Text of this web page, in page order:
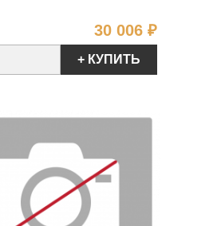
30 006 ₽Цена
+ КУПИТЬ